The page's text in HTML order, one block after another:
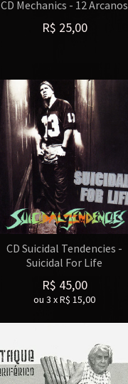
CD Mechanics - 12 Arcanos
R$ 25,00
CD Suicidal Tendencies -
Suicidal For Life
R$ 45,00
ou 3 xR$ 15,00